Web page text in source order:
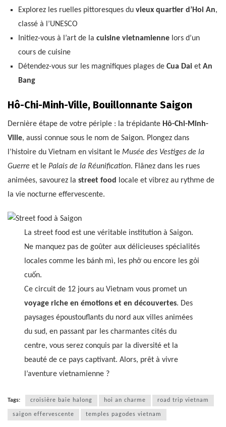
Explorez les ruelles pittoresques du vieux quartier d’Hoi An,
classé à l’UNESCO
Initiez-vous à l’art de la cuisine vietnamiennelors d’un
cours de cuisine
Détendez-vous sur les magnifiques plages de Cua Daiet An
Bang
Hô-Chi-Minh-Ville, Bouillonnante Saigon
Dernière étape de votre périple : la trépidante Hô-Chi-Minh-
Ville, aussi connue sous le nom de Saigon. Plongez dans
l’histoire du Vietnam en visitant le Musée des Vestiges de la
Guerre et le Palais de la Réunification. Flânez dans les rues
animées, savourez la street food
locale et vibrez au rythme de
la vie nocturne effervescente.
La street food est une véritable institution à Saigon.
Ne manquez pas de goûter aux délicieuses spécialités
locales comme les bánh mì, les phở ou encore les gỏi
cuốn.
Ce circuit de 12 jours au Vietnam vous promet un
voyage riche en émotions et en découvertes. Des
paysages époustouflants du nord aux villes animées
du sud, en passant par les charmantes cités du
centre, vous serez conquis par la diversité et la
beauté de ce pays captivant. Alors, prêt à vivre
l’aventure vietnamienne ?
Tags: croisière baie halong hoi an charme road trip vietnam
saigon effervescente temples pagodes vietnam